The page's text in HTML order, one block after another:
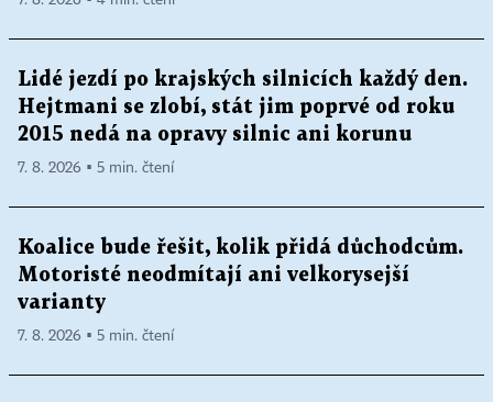
Lidé jezdí po krajských silnicích každý den.
Hejtmani se zlobí, stát jim poprvé od roku
2015 nedá na opravy silnic ani korunu
7. 8. 2026 ▪ 5 min. čtení
Koalice bude řešit, kolik přidá důchodcům.
Motoristé neodmítají ani velkorysejší
varianty
7. 8. 2026 ▪ 5 min. čtení